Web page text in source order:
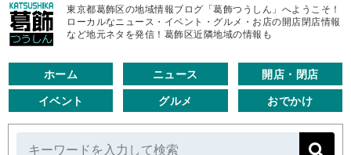
東京都葛飾区の地域情報ブログ「葛飾つうしん」へようこそ！
ローカルなニュース・イベント・グルメ・お店の開店閉店情報
など地元ネタを発信！葛飾区近隣地域の情報も
ホーム ニュース 開店・閉店
イベント グルメ おでかけ